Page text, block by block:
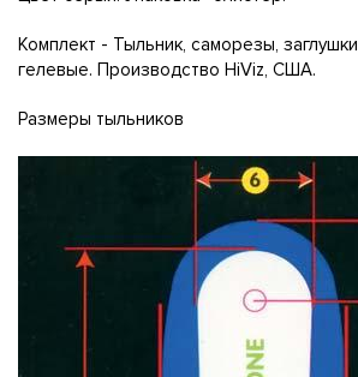
Комплект - Тыльник, саморезы, заглушки
гелевые. Производство HiViz, США.
Размеры тыльников